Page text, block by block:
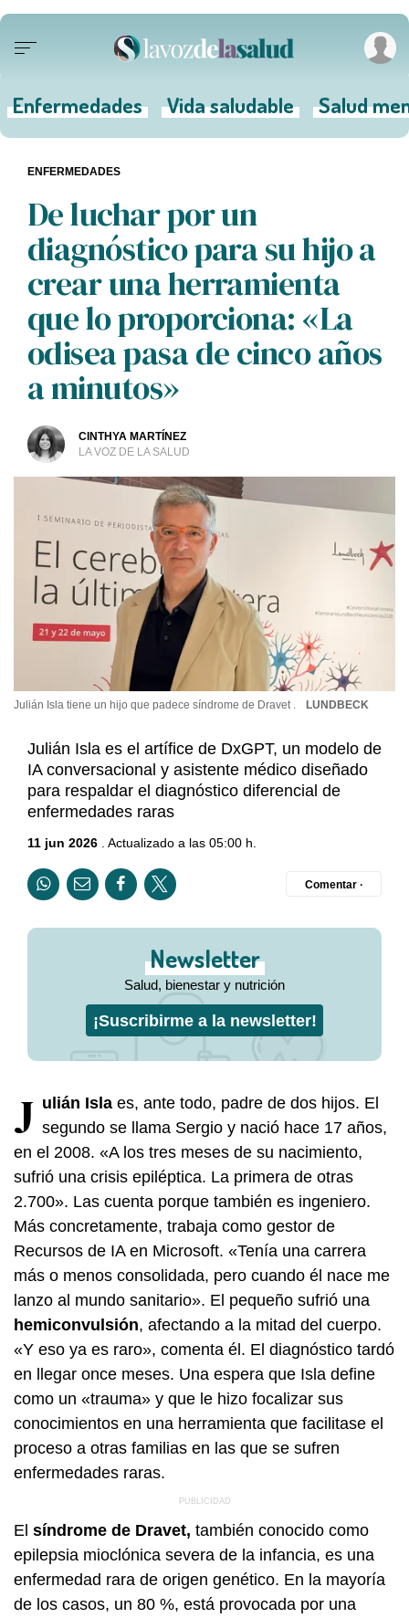
Enfermedades Vida saludable Salud
De luchar por un
diagnóstico para su hijo a
crear una herramienta
que lo proporciona: «La
odisea pasa de cinco años
a minutos»
CINTHYA MARTÍNEZ
LA VOZ DE LA SALUD
ENFERMEDADES
Julián Isla tiene un hijo que padece síndrome de Dravet . LUNDBECK
Julián Isla es el artífice de DxGPT, un modelo de
IA conversacional y asistente médico diseñado
para respaldar el diagnóstico diferencial de
enfermedades raras
11 jun 2026 . Actualizado a las 05:00 h.
Comentar ·
Newsletter
Salud, bienestar y nutrición
¡Suscribirme a la newsletter!
J ulián Isla es, ante todo, padre de dos hijos. El
segundo se llama Sergio y nació hace 17 años,
en el 2008. «A los tres meses de su nacimiento,
sufrió una crisis epiléptica. La primera de otras
2.700». Las cuenta porque también es ingeniero.
Más concretamente, trabaja como gestor de
Recursos de IA en Microsoft. «Tenía una carrera
más o menos consolidada, pero cuando él nace me
lanzo al mundo sanitario». El pequeño sufrió una
hemiconvulsión, afectando a la mitad del cuerpo.
«Y eso ya es raro», comenta él. El diagnóstico tardó
en llegar once meses. Una espera que Isla define
como un «trauma» y que le hizo focalizar sus
conocimientos en una herramienta que facilitase el
proceso a otras familias en las que se sufren
enfermedades raras.
El síndrome de Dravet, también conocido como
epilepsia mioclónica severa de la infancia, es una
enfermedad rara de origen genético. En la mayoría
de los casos, un 80 %, está provocada por una